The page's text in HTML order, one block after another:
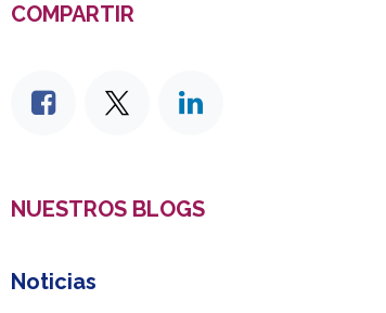
COMPARTIR
NUESTROS BLOGS
Noticias